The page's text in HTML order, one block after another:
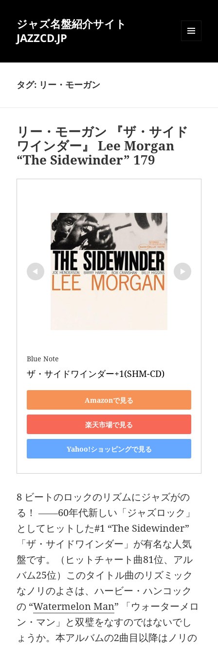
ジャズ名盤紹介サイト
JAZZCD.JP
ィジェ
タグ: リー・モーガン
リー・モーガン 『ザ・サイド
ワインダー』 Lee Morgan
“The Sidewinder” 179
Blue Note
ザ・サイドワインダー+1(SHM-CD)
Amazonで見る
楽天市場で見る
Yahoo!ショッピングで見る
8 ビートのロックのリズムにジャズがの
る！ ――60年代新しい「ジャズロック」
としてヒットした#1 “The Sidewinder”
「ザ・サイドワインダー」が有名な人気
盤です。（ヒットチャート曲81位、アル
バム25位）このタイトル曲のリズミック
なノリのよさは、ハービー・ハンコック
の “Watermelon Man” 「ウォーターメロ
ン・マン」と双璧をなすのではないでし
ょうか。本アルバムの2曲目以降はノリの